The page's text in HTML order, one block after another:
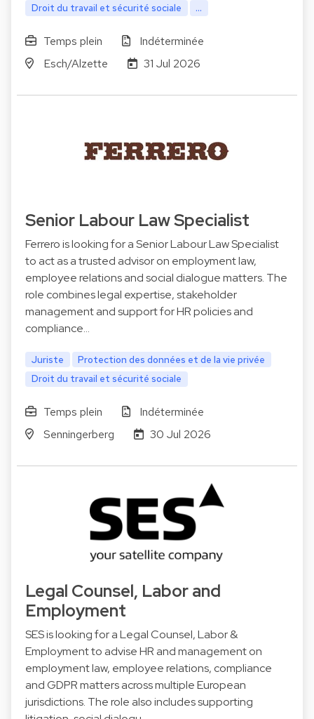
Droit du travail et sécurité sociale
...
Temps plein
Indéterminée
Esch/Alzette
31 Jul 2026
Senior Labour Law Specialist
Ferrero is looking for a Senior Labour Law Specialist
to act as a trusted advisor on employment law,
employee relations and social dialogue matters. The
role combines legal expertise, stakeholder
management and support for HR policies and
compliance…
Juriste
Protection des données et de la vie privée
Droit du travail et sécurité sociale
Temps plein
Indéterminée
Senningerberg
30 Jul 2026
Legal Counsel, Labor and
Employment
SES is looking for a Legal Counsel, Labor &
Employment to advise HR and management on
employment law, employee relations, compliance
and GDPR matters across multiple European
jurisdictions. The role also includes supporting